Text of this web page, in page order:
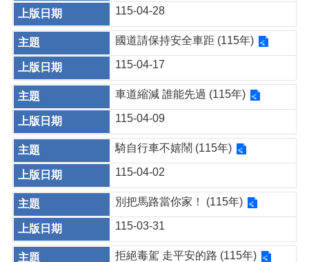
115-04-28
國道請保持安全車距 (115年)
115-04-17
車道縮減 誰能先過 (115年)
115-04-09
騎自行車不嬉鬧 (115年)
115-04-02
別把馬路當你家！ (115年)
115-03-31
拒絕毒駕 走平安的路 (115年)